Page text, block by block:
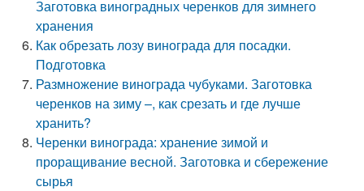
Заготовка виноградных черенков для зимнего
хранения
Как обрезать лозу винограда для посадки.
Подготовка
Размножение винограда чубуками. Заготовка
черенков на зиму –, как срезать и где лучше
хранить?
Черенки винограда: хранение зимой и
проращивание весной. Заготовка и сбережение
сырья